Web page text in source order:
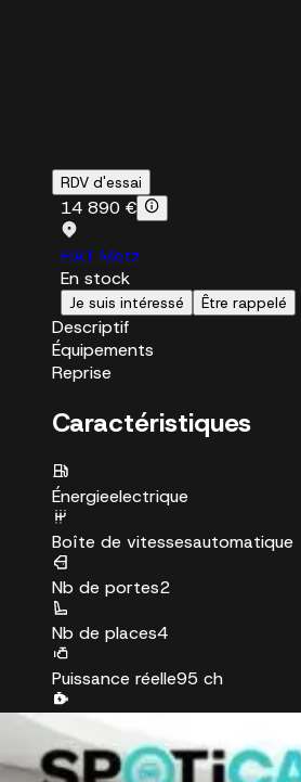
RDV d'essai
14 890 €
FIAT Metz
En stock
Je suis intéressé Être rappelé
Descriptif
Équipements
Reprise
Caractéristiques
Énergieelectrique
Boîte de vitessesautomatique
Nb de portes2
Nb de places4
Puissance réelle95 ch
Couleurred by (red) pastel